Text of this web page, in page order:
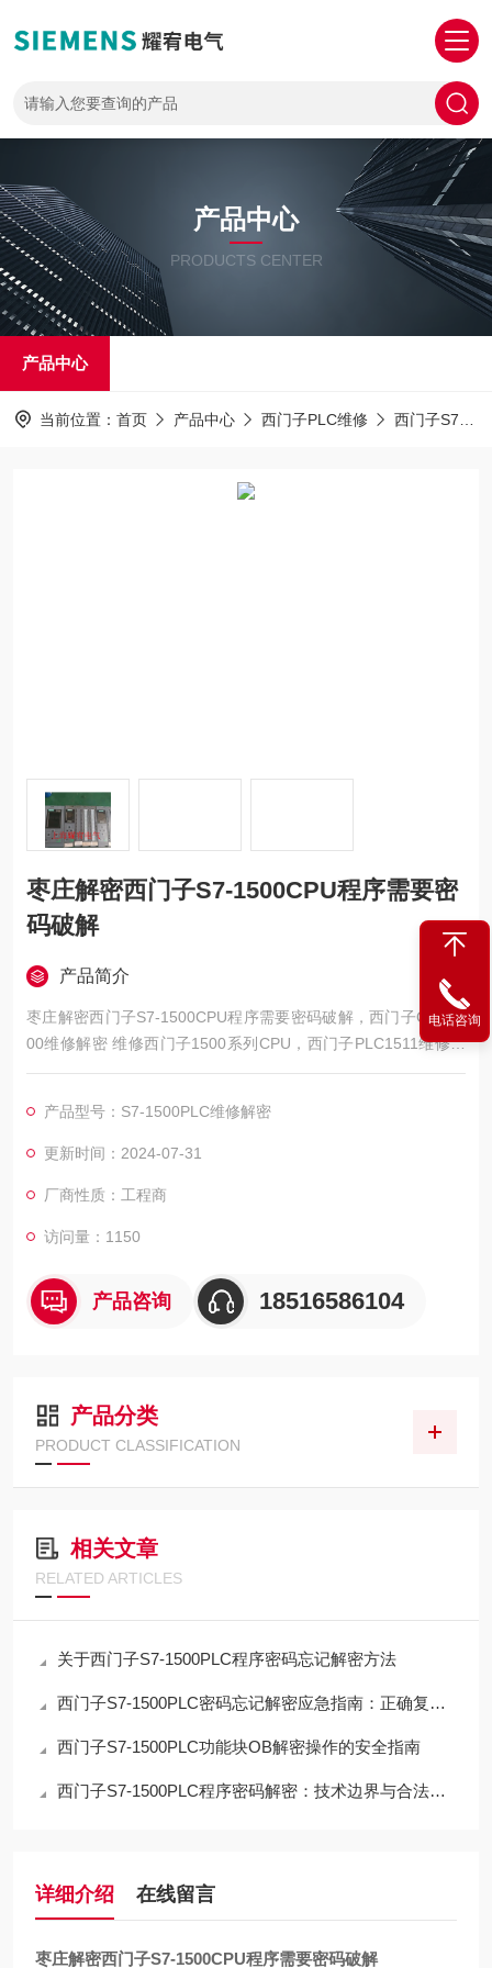
产品中心
PRODUCTS CENTER
产品中心
当前位置： 首页 产品中心 西门子PLC维修 西门子S7-1500PLC解密
枣庄解密西门子S7-1500CPU程序需要密
码破解
产品简介
枣庄解密西门子S7-1500CPU程序需要密码破解，西门子CPU15
00维修解密 维修西门子1500系列CPU，西门子PLC1511维修解
密，西门子PLC1512维修解密，西门子PLC1513维修解密，西门
17维修解密，西门子PLC1518解密维修
产品型号：S7-1500PLC维修解密
更新时间：2024-07-31
厂商性质：工程商
访问量：1150
产品咨询 18516586104
产品分类
PRODUCT CLASSIFICATION
相关文章
RELATED ARTICLES
关于西门子S7-1500PLC程序密码忘记解密方法
西门子S7-1500PLC密码忘记解密应急指南：正确复位流程与数据取舍
西门子S7-1500PLC功能块OB解密操作的安全指南
西门子S7-1500PLC程序密码解密：技术边界与合法路径的深度解析
详细介绍 在线留言
枣庄解密西门子S7-1500CPU程序需要密码破解
电话咨询